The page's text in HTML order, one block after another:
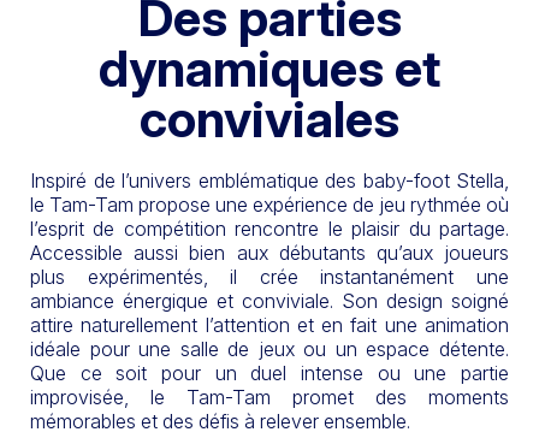
Des parties
dynamiques et
conviviales
Inspiré de l’univers emblématique des baby-foot Stella,
le Tam-Tam propose une expérience de jeu rythmée où
l’esprit de compétition rencontre le plaisir du partage.
Accessible aussi bien aux débutants qu’aux joueurs
plus expérimentés, il crée instantanément une
ambiance énergique et conviviale. Son design soigné
attire naturellement l’attention et en fait une animation
idéale pour une salle de jeux ou un espace détente.
Que ce soit pour un duel intense ou une partie
improvisée, le Tam-Tam promet des moments
mémorables et des défis à relever ensemble.